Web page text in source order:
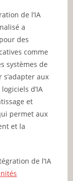
de l’IA
a
des
comme
systèmes de
aux
d’IA
et
permet aux
et la
de l’IA